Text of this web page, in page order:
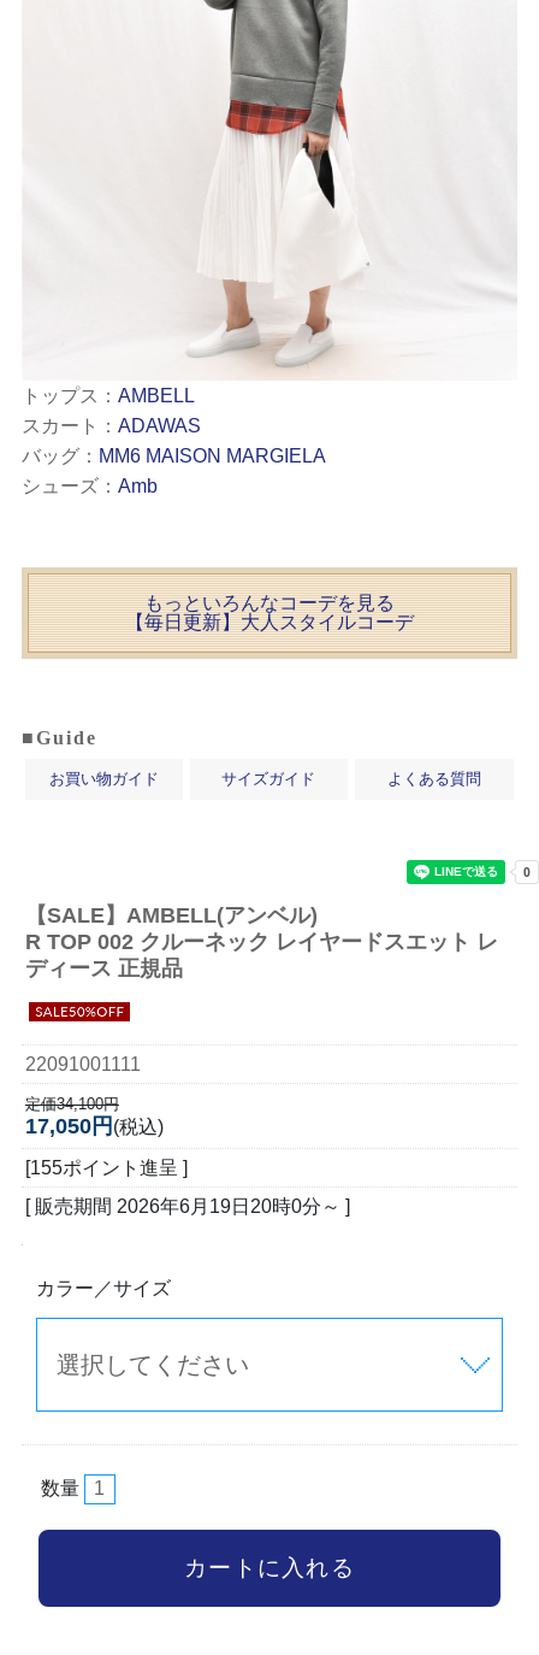
トップス： AMBELL
スカート： ADAWAS
バッグ： MM6 MAISON MARGIELA
シューズ： Amb
もっといろんなコーデを見る
【毎日更新】大人スタイルコーデ
■Guide
お買い物ガイド サイズガイド よくある質問
【SALE】 AMBELL(アンベル)
R TOP 002 クルーネック レイヤードスエット レ
ディース 正規品
22091001111
定価34,100円
17,050円 (税込)
[155ポイント進呈 ]
[ 販売期間 2026年6月19日20時0分 ～ ]
カラー／サイズ
数量